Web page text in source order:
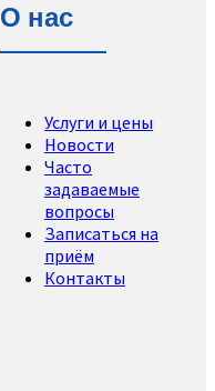
О нас
Услуги и цены
Новости
Часто
задаваемые
вопросы
Записаться на
приём
Контакты